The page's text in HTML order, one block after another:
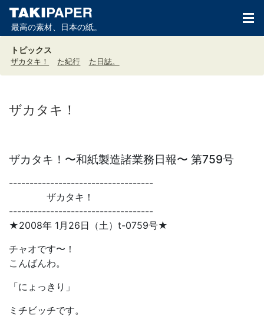
最高の素材、日本の紙。
トピックス
ザカタキ！ た紀行 た日誌。
ザカタキ！
ザカタキ！〜和紙製造諸業務日報〜 第759号
-----------------------------------
ザカタキ！
-----------------------------------
★2008年 1月26日（土）t-0759号★
チャオです〜！
こんばんわ。
「にょっきり」
ミチビッチです。